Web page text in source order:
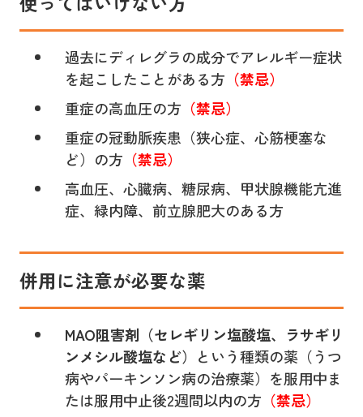
過去にディレグラの成分でアレルギー症状
を起こしたことがある方 （禁忌）
重症の高血圧の方 （禁忌）
重症の冠動脈疾患（狭心症、心筋梗塞な
ど）の方 （禁忌）
高血圧、心臓病、糖尿病、甲状腺機能亢進
症、緑内障、前立腺肥大のある方
併用に注意が必要な薬
MAO阻害剤（セレギリン塩酸塩、ラサギリ
ンメシル酸塩など） という種類の薬（うつ
病やパーキンソン病の治療薬）を服用中ま
たは服用中止後2週間以内の方 （禁忌）